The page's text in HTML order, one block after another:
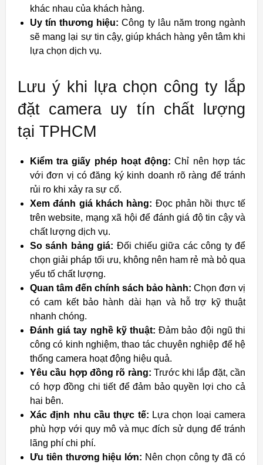
khác nhau của khách hàng.
Uy tín thương hiệu: Công ty lâu năm trong ngành
sẽ mang lại sự tin cậy, giúp khách hàng yên tâm khi
lựa chọn dịch vụ.
Lưu ý khi lựa chọn công ty lắp
đặt camera uy tín chất lượng
tại TPHCM
Kiểm tra giấy phép hoạt động: Chỉ nên hợp tác
với đơn vị có đăng ký kinh doanh rõ ràng để tránh
rủi ro khi xảy ra sự cố.
Xem đánh giá khách hàng: Đọc phản hồi thực tế
trên website, mạng xã hội để đánh giá độ tin cậy và
chất lượng dịch vụ.
So sánh bảng giá: Đối chiếu giữa các công ty để
chọn giải pháp tối ưu, không nên ham rẻ mà bỏ qua
yếu tố chất lượng.
Quan tâm đến chính sách bảo hành: Chọn đơn vị
có cam kết bảo hành dài hạn và hỗ trợ kỹ thuật
nhanh chóng.
Đánh giá tay nghề kỹ thuật: Đảm bảo đội ngũ thi
công có kinh nghiệm, thao tác chuyên nghiệp để hệ
thống camera hoạt động hiệu quả.
Yêu cầu hợp đồng rõ ràng: Trước khi lắp đặt, cần
có hợp đồng chi tiết để đảm bảo quyền lợi cho cả
hai bên.
Xác định nhu cầu thực tế: Lựa chọn loại camera
phù hợp với quy mô và mục đích sử dụng để tránh
lãng phí chi phí.
Ưu tiên thương hiệu lớn: Nên chọn công ty đã có